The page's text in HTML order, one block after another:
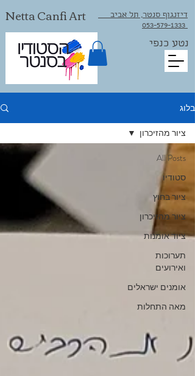
דיזנגוף סנטר, תל אביב
053-579-1333⁩
Netta Canfi Art
נטע כנפי
בלוג
All Posts
סטודיו
ציור בחוץ
ציור מהזיכרון
ציוד אומנות
תערוכות
ואירועים
אומנים ישראלים
מאה התחלות
ציור מהזיכרון